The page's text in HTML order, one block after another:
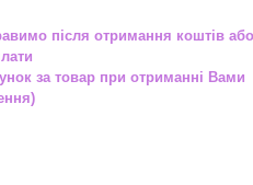
після отримання коштів або
за товар при отриманні Вами